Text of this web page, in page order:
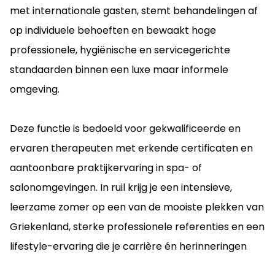
met internationale gasten, stemt behandelingen af
op individuele behoeften en bewaakt hoge
professionele, hygiënische en servicegerichte
standaarden binnen een luxe maar informele
omgeving.
Deze functie is bedoeld voor gekwalificeerde en
ervaren therapeuten met erkende certificaten en
aantoonbare praktijkervaring in spa- of
salonomgevingen. In ruil krijg je een intensieve,
leerzame zomer op een van de mooiste plekken van
Griekenland, sterke professionele referenties en een
lifestyle-ervaring die je carrière én herinneringen